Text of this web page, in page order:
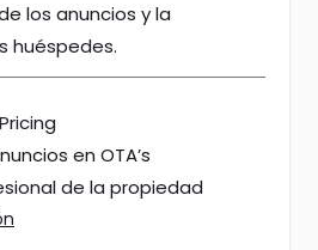
los anuncios y la
huéspedes.
en OTA’s
de la propiedad